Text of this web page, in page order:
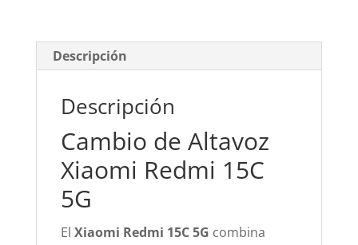
Descripción
Descripción
Cambio de Altavoz
Xiaomi Redmi 15C
5G
El Xiaomi Redmi 15C 5G combina